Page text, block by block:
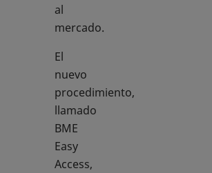
al
mercado.
El
nuevo
procedimiento,
llamado
BME
Easy
Access,